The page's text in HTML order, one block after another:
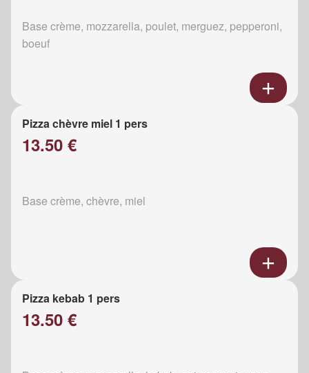
Base crème, mozzarella, poulet, merguez, pepperoni,
boeuf
Pizza chèvre miel 1 pers
13.50 €
Base crème, chèvre, miel
Pizza kebab 1 pers
13.50 €